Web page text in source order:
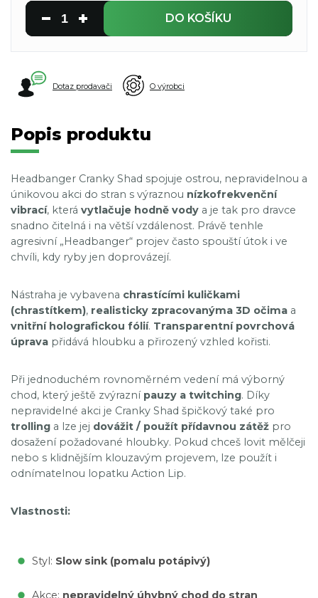
DO KOŠÍKU
Dotaz prodavači O výrobci
Popis produktu
Headbanger Cranky Shad spojuje ostrou, nepravidelnou a
únikovou akci do stran s výraznou nízkofrekvenční
vibrací, která vytlačuje hodně vody a je tak pro dravce
snadno čitelná i na větší vzdálenost. Právě tenhle
agresivní „Headbanger“ projev často spouští útok i ve
chvíli, kdy ryby jen doprovázejí.
Nástraha je vybavena chrastícími kuličkami
(chrastítkem), realisticky zpracovanýma 3D očima a
vnitřní holografickou fólií. Transparentní povrchová
úprava přidává hloubku a přirozený vzhled kořisti.
Při jednoduchém rovnoměrném vedení má výborný
chod, který ještě zvýrazní pauzy a twitching. Díky
nepravidelné akci je Cranky Shad špičkový také pro
trolling a lze jej dovážit / použít přídavnou zátěž pro
dosažení požadované hloubky. Pokud chceš lovit mělčeji
nebo s klidnějším klouzavým projevem, lze použít i
odnímatelnou lopatku Action Lip.
Vlastnosti:
Styl: Slow sink (pomalu potápivý)
Akce: nepravidelný úhybný chod do stran